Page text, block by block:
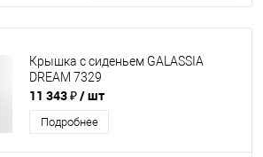
Крышка с сиденьем GALASSIA
DREAM 7329
11 343 ₽/ шт
Подробнее